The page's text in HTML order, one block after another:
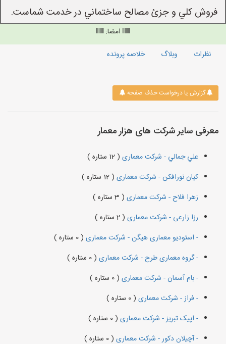
فروش كلي و جزئ مصالح ساختماني در خدمت شماست.
امضا:
نظرات
وبلاگ خلاصه پرونده
گزارش یا درخواست حذف صفحه
معرفی سایر شرکت های هزار معمار
علي جمالي - شرکت معماری ( 12 ستاره )
کیان نورافکن - شرکت معماری ( 12 ستاره )
زهرا فلاح - شرکت معماری ( 3 ستاره )
رزا زارعی - شرکت معماری ( 2 ستاره )
- استودیو معماری هیگن - شرکت معماری ( 0 ستاره )
- گروه معماری طرح - شرکت معماری ( 0 ستاره )
- بام آسمان - شرکت معماری ( 0 ستاره )
- فراز - شرکت معماری ( 0 ستاره )
- اپیک تبریز - شرکت معماری ( 0 ستاره )
- آچیلان دکور - شرکت معماری ( 0 ستاره )